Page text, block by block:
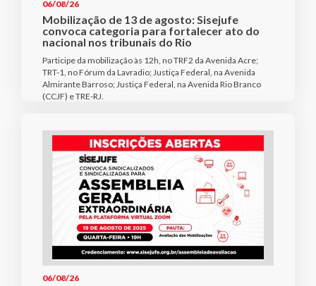
06/08/26
Mobilização de 13 de agosto: Sisejufe
convoca categoria para fortalecer ato do
nacional nos tribunais do Rio
Participe da mobilização às 12h, no TRF2 da Avenida Acre;
TRT-1, no Fórum da Lavradio; Justiça Federal, na Avenida
Almirante Barroso; Justiça Federal, na Avenida Rio Branco
(CCJF) e TRE-RJ.
06/08/26